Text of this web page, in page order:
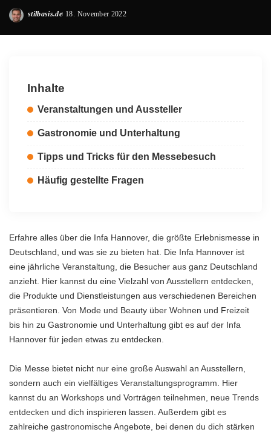
Posted
stilbasis.de 18. November 2022
Inhalte
Veranstaltungen und Aussteller
Gastronomie und Unterhaltung
Tipps und Tricks für den Messebesuch
Häufig gestellte Fragen
Erfahre alles über die Infa Hannover, die größte Erlebnismesse in
Deutschland, und was sie zu bieten hat. Die Infa Hannover ist
eine jährliche Veranstaltung, die Besucher aus ganz Deutschland
anzieht. Hier kannst du eine Vielzahl von Ausstellern entdecken,
die Produkte und Dienstleistungen aus verschiedenen Bereichen
präsentieren. Von Mode und Beauty über Wohnen und Freizeit
bis hin zu Gastronomie und Unterhaltung gibt es auf der Infa
Hannover für jeden etwas zu entdecken.
Die Messe bietet nicht nur eine große Auswahl an Ausstellern,
sondern auch ein vielfältiges Veranstaltungsprogramm. Hier
kannst du an Workshops und Vorträgen teilnehmen, neue Trends
entdecken und dich inspirieren lassen. Außerdem gibt es
zahlreiche gastronomische Angebote, bei denen du dich stärken